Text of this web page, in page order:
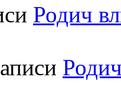
Родич